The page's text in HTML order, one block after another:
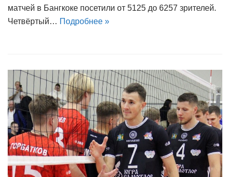
матчей в Бангкоке посетили от 5125 до 6257 зрителей.
Четвёртый… Подробнее »